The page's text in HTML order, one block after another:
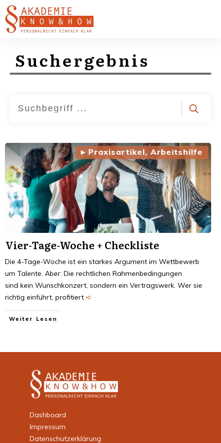
Suchergebnis
▸ Praxisartikel, Arbeitshilfe
Vier-Tage-Woche + Check­liste
Die 4-Tage-Woche ist ein starkes Argument im Wettbewerb
um Talente. Aber: Die rechtlichen Rahmenbedingungen
sind kein Wunschkonzert, sondern ein Vertragswerk. Wer sie
richtig einführt, profitiert ➪
Weiter Lesen
Dashboard
Impressum
Datenschutzerklärung